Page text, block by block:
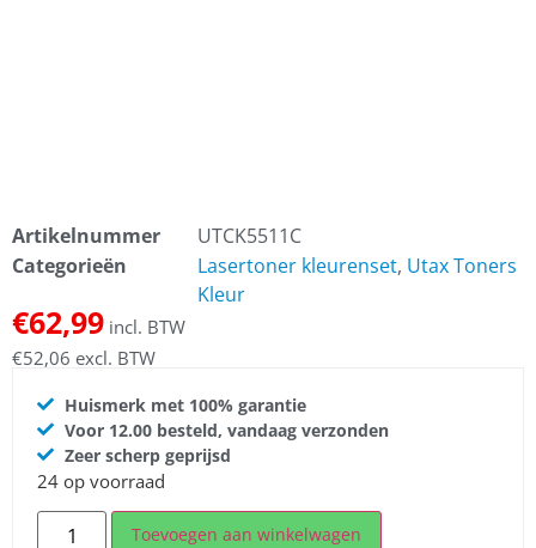
Artikelnummer
UTCK5511C
Categorieën
Lasertoner kleurenset, Utax Toners
Kleur
€62,99 incl. BTW
€52,06 excl. BTW
Huismerk met 100% garantie
Voor 12.00 besteld, vandaag verzonden
Zeer scherp geprijsd
24 op voorraad
Toevoegen aan winkelwagen